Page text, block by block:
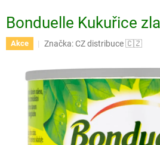
Bonduelle Kukuřice
Akce Značka:CZ distribuce 🇨🇿